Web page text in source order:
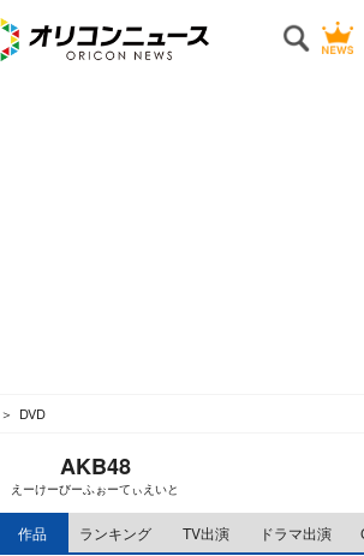
DVD
AKB48
えーけーびーふぉーてぃえいと
作品 ランキング TV出演 ドラマ出演